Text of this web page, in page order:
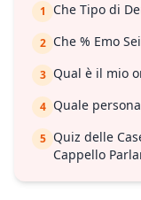
1 Che Tipo di
2 Che % Emo
3 Qual è il mio
4 Quale
5 Quiz delle
Cappello